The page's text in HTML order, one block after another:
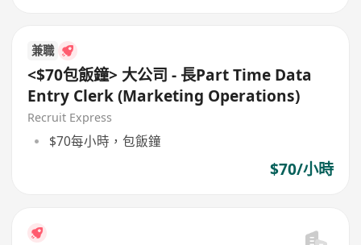
兼職
<$70包飯鐘> 大公司 - 長Part Time Data
Entry Clerk (Marketing Operations)
Recruit Express
$70每小時，包飯鐘
$70/小時